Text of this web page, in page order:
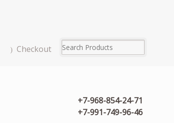
Checkout
+7-968-854-24-71
+7-991-749-96-46